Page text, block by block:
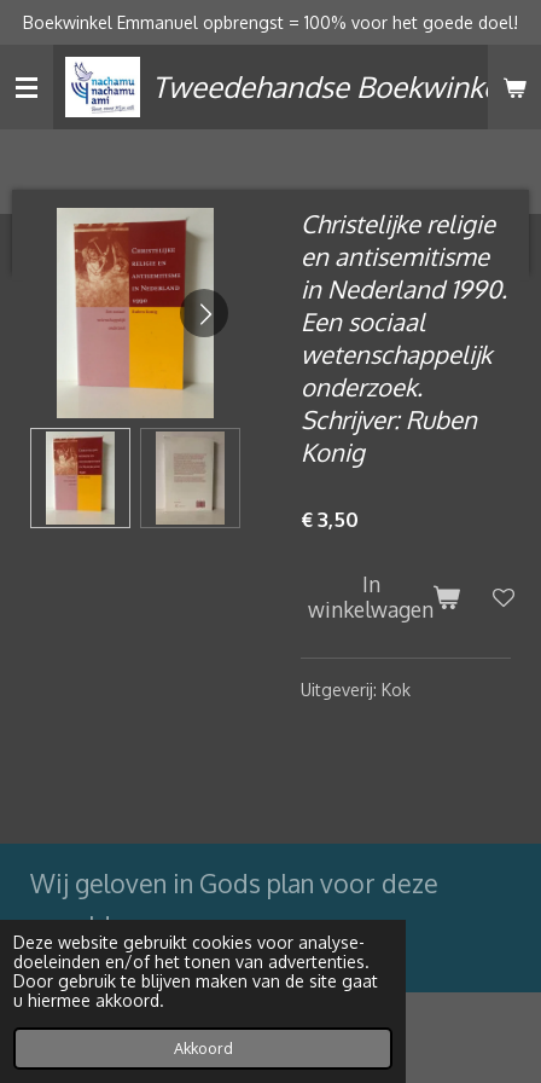
Deze website gebruikt cookies voor analyse-
doeleinden en/of het tonen van advertenties.
Door gebruik te blijven maken van de site gaat
u hiermee akkoord.
Akkoord
Ga
naar
hoofdinhoud
Tweedehandse Boekwinkel
Boekwinkel Emmanuel opbrengst = 100% voor het goede doel!
Christelijke religie
en antisemitisme
in Nederland 1990.
Een sociaal
wetenschappelijk
onderzoek.
Schrijver: Ruben
Konig
€ 3,50
In
winkelwagen
Uitgeverij: Kok
Wij geloven in Gods plan voor deze
wereld
Powered byJouwWeb